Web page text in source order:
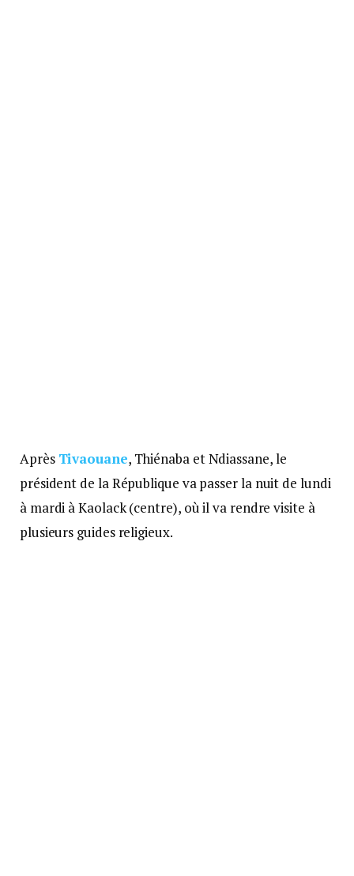
Après Tivaouane, Thiénaba et Ndiassane, le
président de la République va passer la nuit de lundi
à mardi à Kaolack (centre), où il va rendre visite à
plusieurs guides religieux.